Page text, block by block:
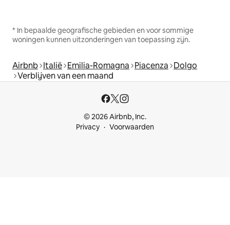
* In bepaalde geografische gebieden en voor sommige
woningen kunnen uitzonderingen van toepassing zijn.
Airbnb Italië Emilia-Romagna Piacenza Dolgo
Verblijven van een maand
© 2026 Airbnb, Inc.
Privacy
Voorwaarden